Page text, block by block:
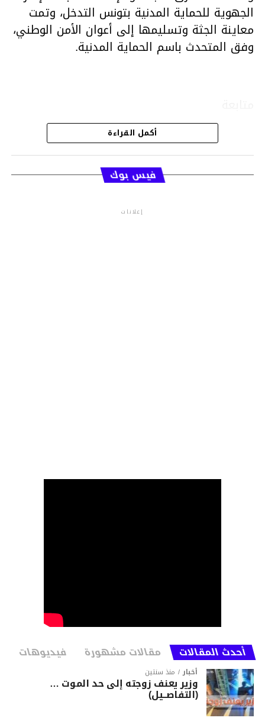
الجهوية للحماية المدنية بتونس التدخل، وتمت
معاينة الجثة وتسليمها إلى أعوان الأمن الوطني،
وفق المتحدث باسم الحماية المدنية.
قسم الاخبار
أكمل القراءة
فيس بوك
إعلانات
أحدث المقالات مقالات مشهورة فيديوهات
أخبار منذ سنتين
وزير يعنف زوجته إلى حد الموت …
(التفاصــيل)